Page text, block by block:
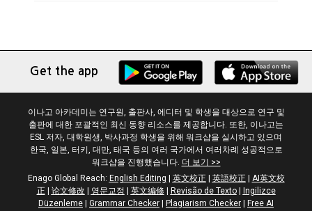
Get the app
이나고 아카데미는 연구원, 출판사, 에디터 및 학생을 대상으로 연구 및
출판에 대한 포괄적인 최신 동향 리소스를 제공합니다. 또한, 이나고는
ESL 저자, 대학원생, 박사과정 학생을 위해 워크샵을 실시하고 있으며
한국, 일본, 터키, 대만, 태국 등의 여러 국가에서 여러차례 성공적으로
워크샵을 진행했습니다. 더 보기 >>
Enago Global Reach: English Editing 英文校正 英語校正
AI英文校
正
论文修改 영문교정 英文編修| Revisão de Texto|
Ingilizce
Düzenleme
Grammar Checker Plagiarism Checker Free AI